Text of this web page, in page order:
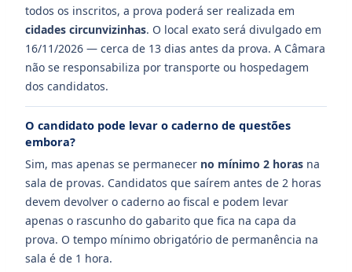
todos os inscritos, a prova poderá ser realizada em
cidades circunvizinhas. O local exato será divulgado em
16/11/2026 — cerca de 13 dias antes da prova. A Câmara
não se responsabiliza por transporte ou hospedagem
dos candidatos.
O candidato pode levar o caderno de questões
embora?
Sim, mas apenas se permanecer no mínimo 2 horas na
sala de provas. Candidatos que saírem antes de 2 horas
devem devolver o caderno ao fiscal e podem levar
apenas o rascunho do gabarito que fica na capa da
prova. O tempo mínimo obrigatório de permanência na
sala é de 1 hora.